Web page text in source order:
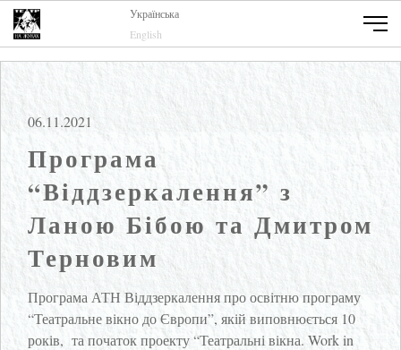
Українська
English
06.11.2021
Програма
“Віддзеркалення” з
Ланою Бібою та Дмитром
Терновим
Програма АТН Віддзеркалення про освітню програму
“Театральне вікно до Європи”, якій виповнюється 10
років, та початок проекту “Театральні вікна. Work in